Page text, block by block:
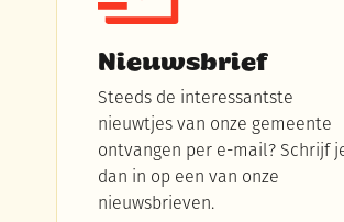
Nieuwsbrief
Steeds de interessantste
nieuwtjes van onze gemeente
ontvangen per e-mail? Schrijf
dan in op een van onze
nieuwsbrieven.